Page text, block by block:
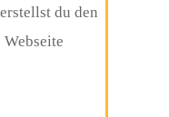
du den